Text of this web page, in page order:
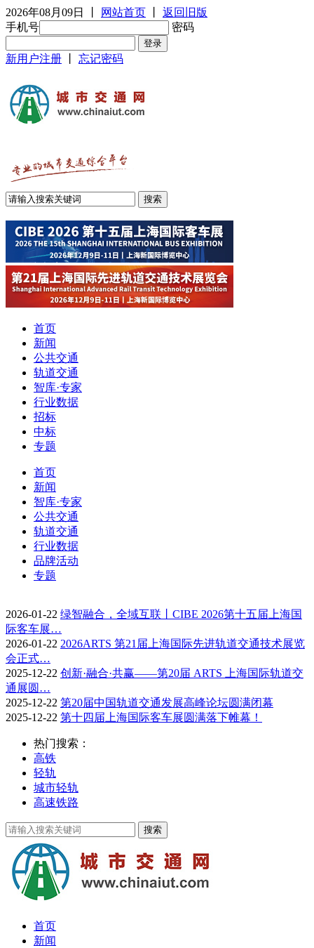
2026年08月09日 网站首页
返回旧版
手机号
密码
新用户注册 忘记密码
首页
新闻
公共交通
轨道交通
智库·专家
行业数据
招标
中标
专题
首页
新闻
智库·专家
公共交通
轨道交通
行业数据
品牌活动
专题
2026-01-22 绿智融合，全域互联丨CIBE 2026第十五届上海国
际客车展…
2026-01-22 2026ARTS 第21届上海国际先进轨道交通技术展览
会正式…
2025-12-22 创新·融合·共赢——第20届 ARTS 上海国际轨道交
通展圆…
2025-12-22 第20届中国轨道交通发展高峰论坛圆满闭幕
2025-12-22 第十四届上海国际客车展圆满落下帷幕！
热门搜索：
高铁
轻轨
城市轻轨
高速铁路
首页
新闻